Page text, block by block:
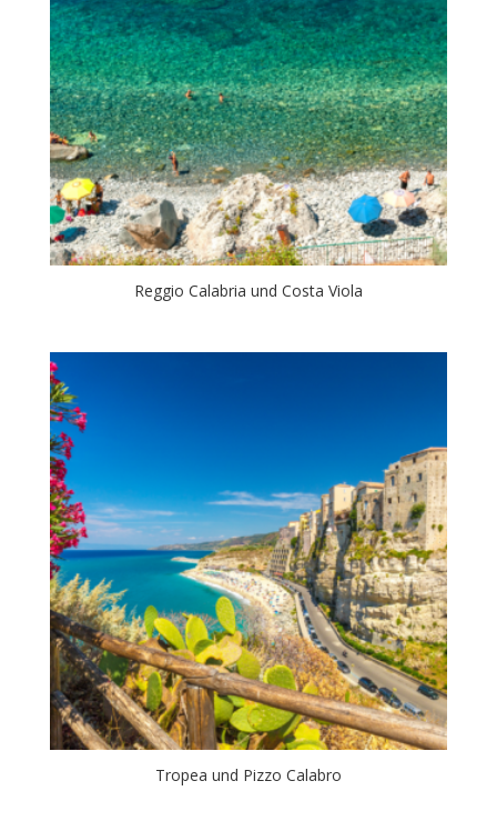
Reggio Calabria und Costa Viola
Tropea und Pizzo Calabro